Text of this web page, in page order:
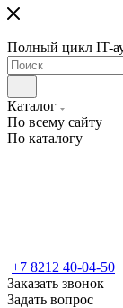
Полный цикл IT-
Каталог
По всему сайту
По каталогу
+7 8212 40-04-50
Заказать звонок
Задать вопрос